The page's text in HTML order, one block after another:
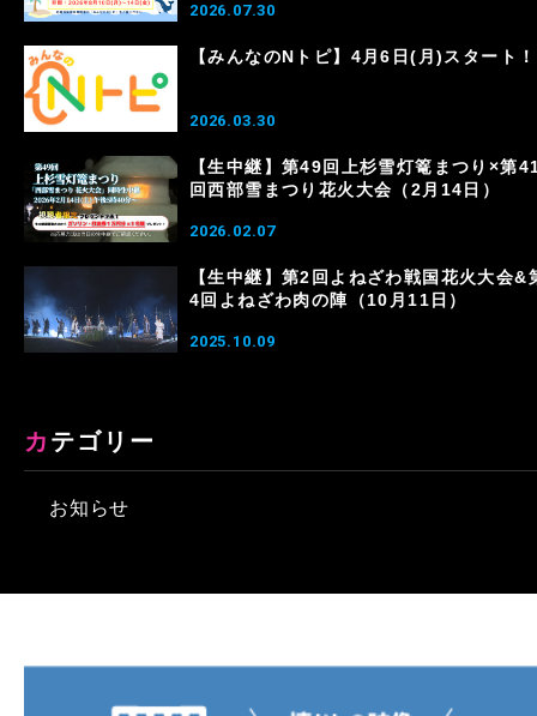
2026.07.30
【みんなのNトピ】4月6日(月)スタート！
2026.03.30
【生中継】第49回上杉雪灯篭まつり×第
回西部雪まつり花火大会（2月14日）
2026.02.07
【生中継】第2回よねざわ戦国花火大会&
4回よねざわ肉の陣（10月11日）
2025.10.09
カテゴリー
お知らせ